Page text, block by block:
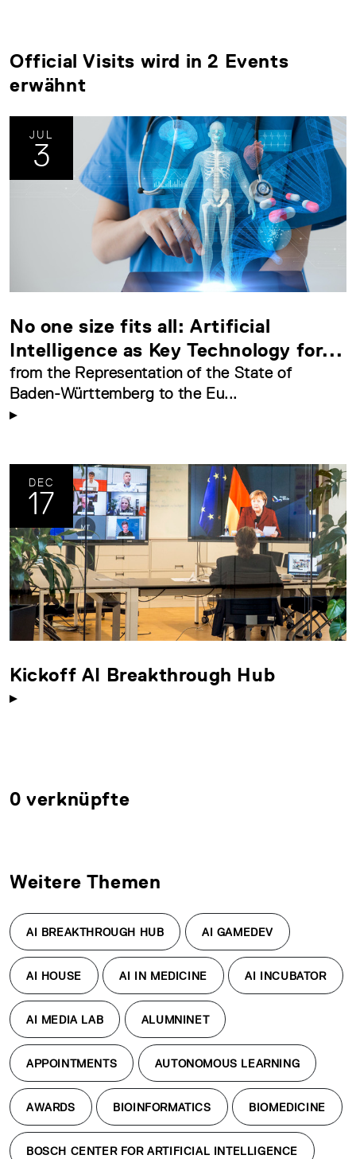
Official Visits wird in 2 Events
erwähnt
JUL
3
No one size fits all: Artificial
Intelligence as Key Technology for...
from the Representation of the State of
Baden-Württemberg to the Eu...
DEC
17
Kickoff AI Breakthrough Hub
0 verknüpfte
Weitere Themen
AI BREAKTHROUGH HUB AI GAMEDEV
AI HOUSE AI IN MEDICINE AI INCUBATOR
AI MEDIA LAB ALUMNINET
APPOINTMENTS AUTONOMOUS LEARNING
AWARDS BIOINFORMATICS BIOMEDICINE
BOSCH CENTER FOR ARTIFICIAL INTELLIGENCE